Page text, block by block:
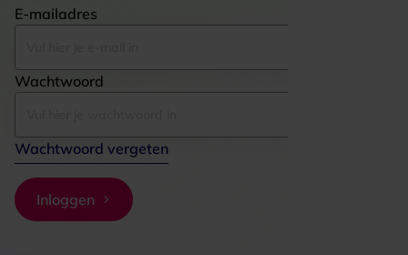
E-mailadres
Wachtwoord
Wachtwoord vergeten
Inloggen